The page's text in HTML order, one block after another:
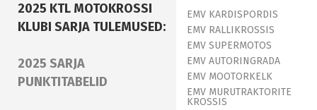
EMV KARDISPORDIS
EMV RALLIKROSSIS
EMV SUPERMOTOS
EMV AUTORINGRADA
EMV MOOTORKELK
EMV MURUTRAKTORITE
KROSSIS
2025 KTL MOTOKROSSI
KLUBI SARJA TULEMUSED:
2025 SARJA
PUNKTITABELID